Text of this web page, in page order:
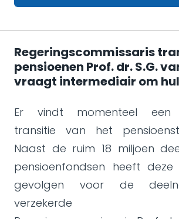
Regeringscommissaris
pensioenen Prof. dr. S.G.
vraagt intermediair om
Er vindt momenteel een
transitie van het
Naast de ruim 18 miljoen
pensioenfondsen heeft
gevolgen voor de
verzekerde